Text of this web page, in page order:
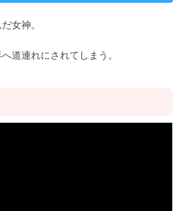
女神。
道連れにされてしまう。